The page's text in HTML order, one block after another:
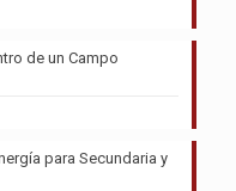
de un Campo
para Secundaria y